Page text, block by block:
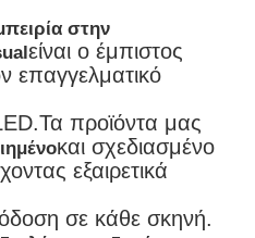
στην
είναι ο έμπιστος
επαγγελματικό
Τα προϊόντα μας
και σχεδιασμένο
εξαιρετικά
σε κάθε σκηνή.